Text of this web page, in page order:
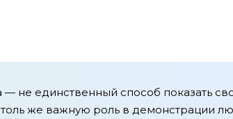
— не единственный способ показать
же важную роль в демонстрации